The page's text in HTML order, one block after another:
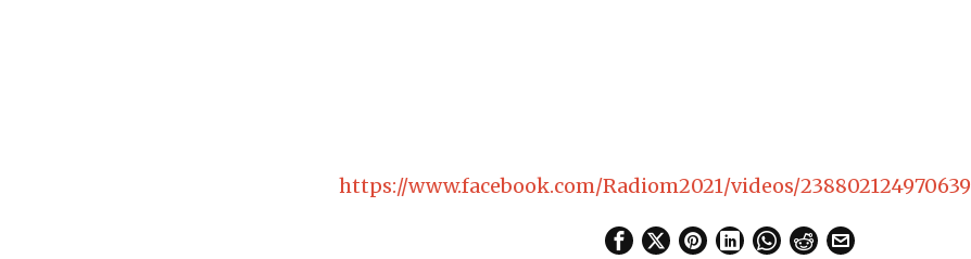
https://www.facebook.com/Radiom2021/videos/238802124970639